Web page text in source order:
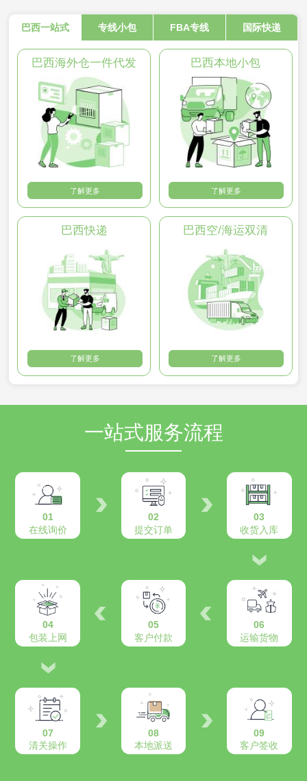
巴西一站式 专线小包 FBA专线 国际快递
巴西海外仓一件代发
了解更多
巴西本地小包
了解更多
巴西快递
了解更多
巴西空/海运双清
了解更多
一站式服务流程
01
在线询价
02
提交订单
03
收货入库
04
包装上网
05
客户付款
06
运输货物
07
清关操作
08
本地派送
09
客户签收